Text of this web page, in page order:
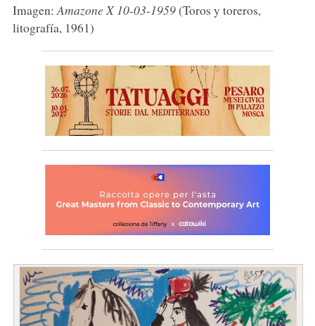
Imagen: Amazone X 10-03-1959(Toros y toreros,
litografía, 1961)